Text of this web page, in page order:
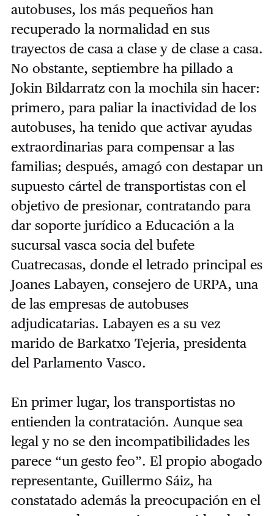
autobuses, los más pequeños han
recuperado la normalidad en sus
trayectos de casa a clase y de clase a casa.
No obstante, septiembre ha pillado a
Jokin Bildarratz con la mochila sin hacer:
primero, para paliar la inactividad de los
autobuses, ha tenido que activar ayudas
extraordinarias para compensar a las
familias; después, amagó con destapar un
supuesto cártel de transportistas con el
objetivo de presionar, contratando para
dar soporte jurídico a Educación a la
sucursal vasca socia del bufete
Cuatrecasas, donde el letrado principal es
Joanes Labayen, consejero de URPA, una
de las empresas de autobuses
adjudicatarias. Labayen es a su vez
marido de Barkatxo Tejeria, presidenta
del Parlamento Vasco.
En primer lugar, los transportistas no
entienden la contratación. Aunque sea
legal y no se den incompatibilidades les
parece “un gesto feo”. El propio abogado
representante, Guillermo Sáiz, ha
constatado además la preocupación en el